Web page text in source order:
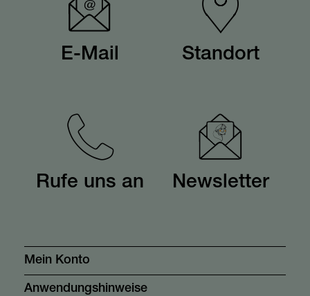
E-Mail Standort
Rufe uns an Newsletter
Mein Konto
Anwendungshinweise